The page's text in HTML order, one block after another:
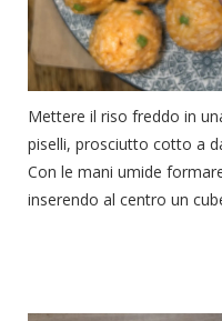
Mettere il riso freddo in
piselli, prosciutto cotto a
Con le mani umide
inserendo al centro un